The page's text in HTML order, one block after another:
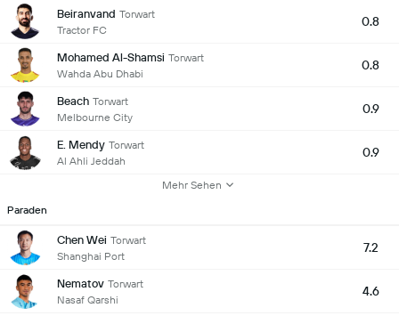
Beiranvand Torwart
Tractor FC
0.8
Mohamed Al-Shamsi Torwart
Wahda Abu Dhabi
0.8
Beach Torwart
Melbourne City
0.9
E. Mendy Torwart
Al Ahli Jeddah
0.9
Mehr Sehen
Paraden
Chen Wei Torwart
Shanghai Port
7.2
Nematov Torwart
Nasaf Qarshi
4.6